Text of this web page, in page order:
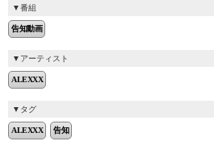
番組
告知動画
アーティスト
ALEXXX
タグ
ALEXXX 告知